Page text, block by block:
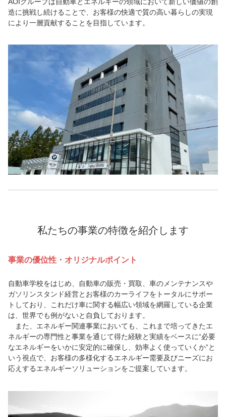
造に挑戦し続けることで、お客様の快適で質の高い暮らしの実現
により一層貢献することを目指しています。
私たちの事業の特徴を紹介します
事業の優位性・オリジナルポイント
自動車学校をはじめ、自動車の販売・買取、車のメンテナンスや
ガソリンスタンド経営とお客様のカーライフをトータルにサポー
トしており、これだけ車に関する幅広い領域を網羅している企業
は、世界でも例がないと自負しております。
また、エネルギー関連事業においても、これまで培ってきたエ
ネルギーの専門性と事業を通じて得た経験と実績をベースに“必要
なエネルギーをいかに安定的に確保し、効率よく使っていくか”と
いう視点で、お客様の多様化するエネルギー需要及びニーズにお
応えするエネルギーソリューションをご提案しています。